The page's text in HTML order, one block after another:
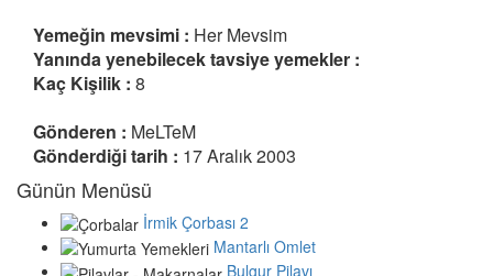
Yemeğin mevsimi : Her Mevsim
Yanında yenebilecek tavsiye yemekler :
Kaç Kişilik : 8
Gönderen : MeLTeM
Gönderdiği tarih : 17 Aralık 2003
Günün Menüsü
İrmik Çorbası 2
Mantarlı Omlet
Bulgur Pilavı